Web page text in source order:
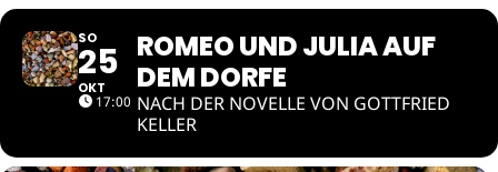
SO
25
OKT
17:00
ROMEO UND JULIA AUF
DEM DORFE
NACH DER NOVELLE VON GOTTFRIED
KELLER